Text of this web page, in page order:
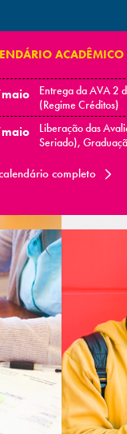
ACADÊMICO
Entrega da AVA 2
(Regime Créditos)
Liberação das
Seriado),
completo